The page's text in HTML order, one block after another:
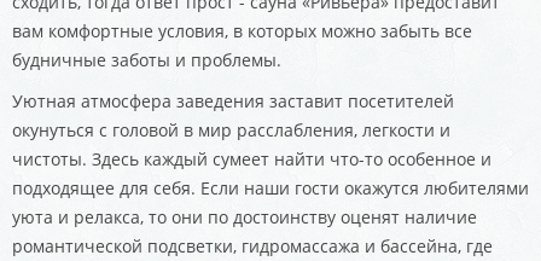
вам комфортные условия, в которых можно забыть все
будничные заботы и проблемы.
Уютная атмосфера заведения заставит посетителей
окунуться с головой в мир расслабления, легкости и
чистоты. Здесь каждый сумеет найти что-то особенное и
подходящее для себя. Если наши гости окажутся любителями
уюта и релакса, то они по достоинству оценят наличие
романтической подсветки, гидромассажа и бассейна, где